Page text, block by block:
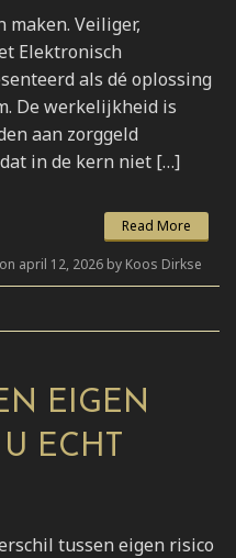
maken. Veiliger,
Elektronisch
als dé oplossing
De werkelijkheid is
aan zorggeld
in de kern niet […]
Read More
april 12, 2026 by Koos Dirkse
EIGEN
ECHT
tussen eigen risico